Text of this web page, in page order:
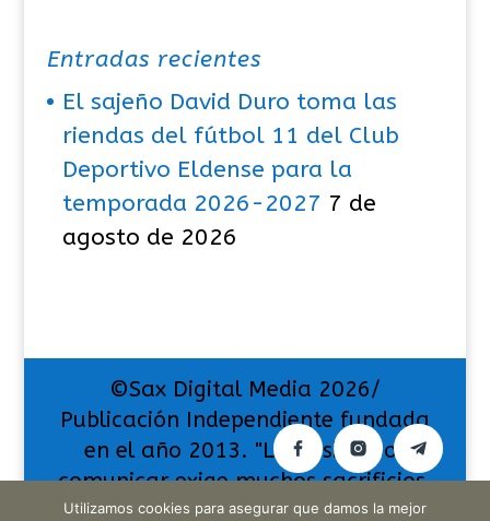
Entradas recientes
El sajeño David Duro toma las
riendas del fútbol 11 del Club
Deportivo Eldense para la
temporada 2026-2027 7 de
agosto de 2026
©Sax Digital Media 2026/
Publicación Independiente fundada
en el año 2013. "La pasión por
comunicar exige muchos sacrificios,
pero también da muchas
Utilizamos cookies para asegurar que damos la mejor